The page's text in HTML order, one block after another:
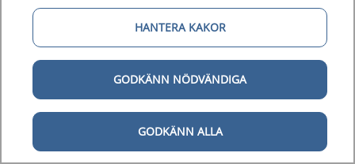
Höftledsartros är en sjukdom som drabbar ledens
brosk, mjukdelar samt lednära skelett. Sjukdomen ger
symtom i form av smärta, igångsättningssvårigheter,
nedsatt rörlighet, muskelsvaghet och stelhet.
Långvariga besvär leder ofta till nedsatt livskvalitet.
Dessa patienter får inte alltid rätt vård i rätt tid och
inte heller i enlighet med de nationella
behandlingsriktlinjerna.
HANTERA KAKOR
GODKÄNN NÖDVÄNDIGA
GODKÄNN ALLA